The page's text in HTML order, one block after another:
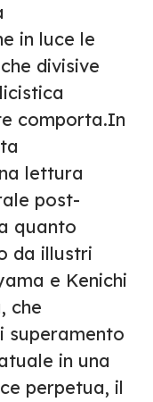
in luce le
divisive
comporta.In
lettura
post-
quanto
da illustri
e Kenichi
che
superamento
in una
perpetua, il